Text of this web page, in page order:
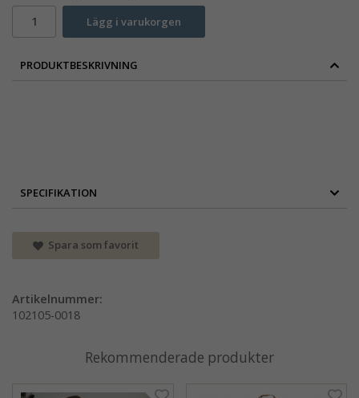
Lägg i varukorgen
PRODUKTBESKRIVNING
SPECIFIKATION
Spara som favorit
Artikelnummer:
102105-0018
Rekommenderade produkter